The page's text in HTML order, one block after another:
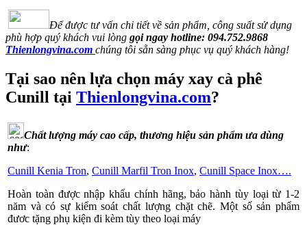
Để được tư vấn chi tiết về sản phẩm, công suất sử dụng
phù hợp quý khách vui lòng gọi ngay hotline: 094.752.9868
Thienlongvina.com chúng tôi sẵn sàng phục vụ quý khách hàng!
Tại sao nên lựa chọn máy xay cà phê
Cunill tại Thienlongvina.com?
Chất lượng máy cao cấp, thương hiệu sản phẩm ưa dùng
như:
Cunill Kenia Tron, Cunill Marfil Tron Inox, Cunill Space Inox….
Hoàn toàn được nhập khẩu chính hãng, bảo hành tùy loại từ 1-2
năm và có sự kiểm soát chất lượng chặt chẽ. Một số sản phẩm
đươc tặng phụ kiện đi kèm tùy theo loại máy